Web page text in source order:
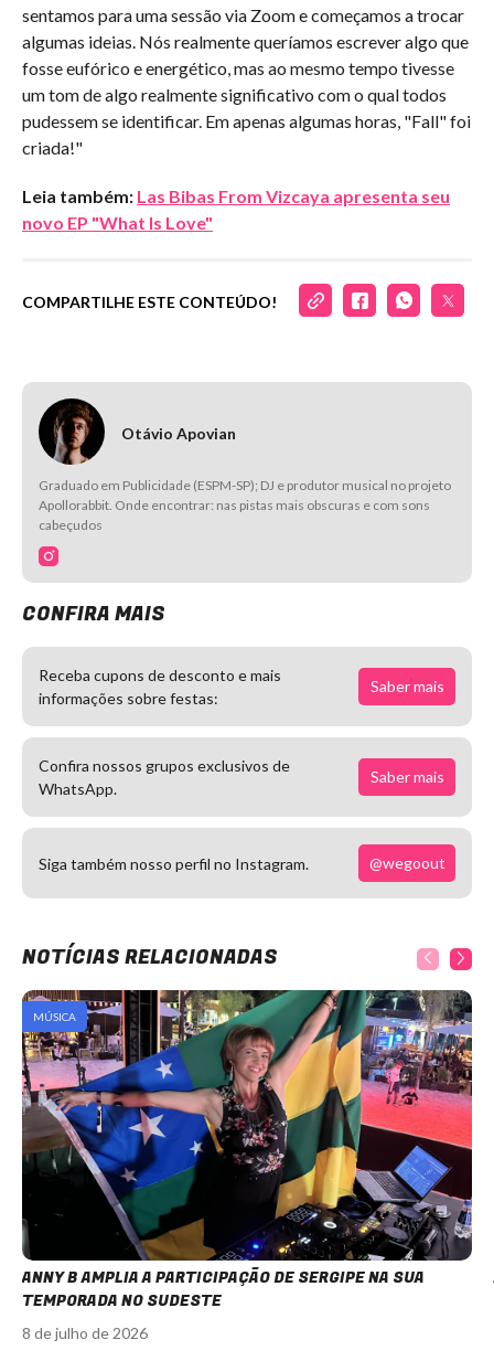
sentamos para uma sessão via Zoom e começamos a trocar
algumas ideias. Nós realmente queríamos escrever algo que
fosse eufórico e energético, mas ao mesmo tempo tivesse
um tom de algo realmente significativo com o qual todos
pudessem se identificar. Em apenas algumas horas, "Fall" foi
criada!"
Leia também: Las Bibas From Vizcaya apresenta seu
novo EP "What Is Love"
COMPARTILHE ESTE CONTEÚDO!
Otávio Apovian
Graduado em Publicidade (ESPM-SP); DJ e produtor musical no projeto
Apollorabbit. Onde encontrar: nas pistas mais obscuras e com sons
cabeçudos
CONFIRA MAIS
Receba cupons de desconto e mais
informações sobre festas:
Saber mais
Confira nossos grupos exclusivos de
WhatsApp.
Saber mais
Siga também nosso perfil no Instagram. @wegoout
NOTÍCIAS RELACIONADAS
MÚSICA
ANNY B AMPLIA A PARTICIPAÇÃO DE SERGIPE NA SUA
TEMPORADA NO SUDESTE
8 de julho de 2026